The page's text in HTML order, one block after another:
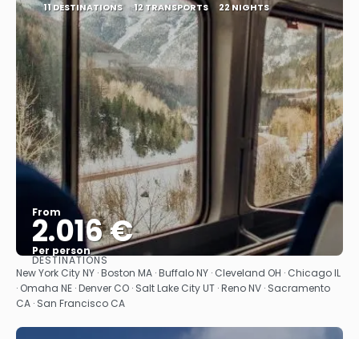
11 DESTINATIONS 12 TRANSPORTS 22 NIGHTS
From
2.016 €
Per person
See
DESTINATIONS
New York City NY · Boston MA · Buffalo NY · Cleveland OH · Chicago IL
· Omaha NE · Denver CO · Salt Lake City UT · Reno NV · Sacramento
CA · San Francisco CA